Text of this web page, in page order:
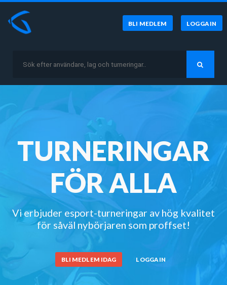
BLI MEDLEM LOGGA IN
TURNERINGAR
FÖR ALLA
Vi erbjuder esport-turneringar av hög kvalitet
för såväl nybörjaren som proffset!
BLI MEDLEM IDAG LOGGA IN